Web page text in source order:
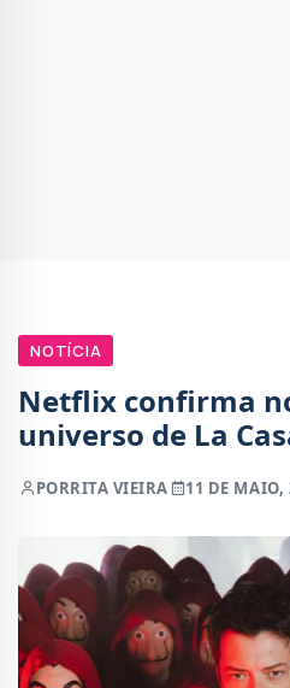
NOTÍCIA
Netflix confirma
universo de La
PORRITA VIEIRA 11 DE MAIO,